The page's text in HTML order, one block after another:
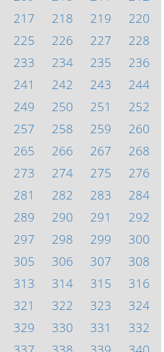
217 218 219
220
225 226 227
228
233 234 235
236
241 242 243
244
249 250 251
252
257 258 259
260
265 266 267
268
273 274 275
276
281 282 283
284
289 290 291
292
297 298 299
300
305 306 307
308
313 314 315
316
321 322 323
324
329 330 331
332